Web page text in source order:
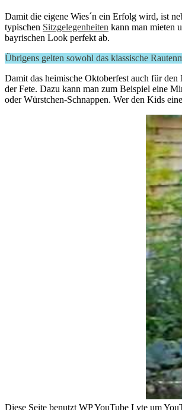
Damit die eigene Wies´n ein Erfolg wird, ist
typischen Sitzgelegenheiten kann man mieten
bayrischen Look perfekt ab.
Übrigens gelten sowohl das klassische
Damit das heimische Oktoberfest auch für
der Fete. Dazu kann man zum Beispiel eine
oder Würstchen-Schnappen. Wer den Kids
Diese Seite benutzt WP YouTube Lyte um